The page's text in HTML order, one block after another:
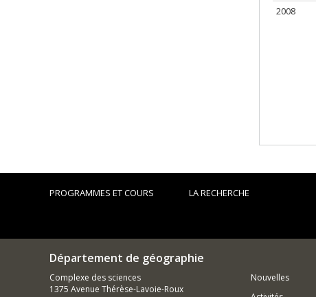
2008
PROGRAMMES ET COURS LA RECHERCHE
Département de géographie
Complexe des sciences
1375 Avenue Thérèse-Lavoie-Roux
Nouvelles